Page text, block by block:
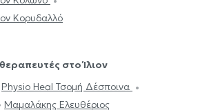
Κορυδαλλό
στο Ίλιον
Physio Heal Τσομή Δέσποινα
Μαμαλάκης Ελευθέριος